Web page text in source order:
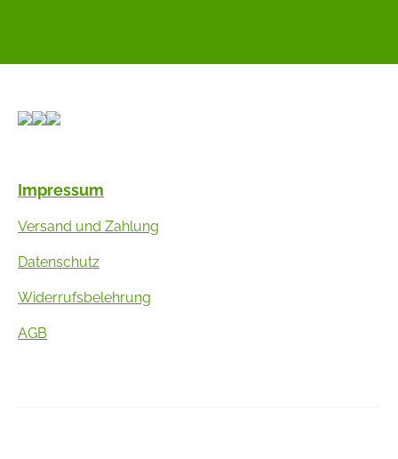
Impressum
Versand und Zahlung
Datenschutz
Widerrufsbelehrung
AGB